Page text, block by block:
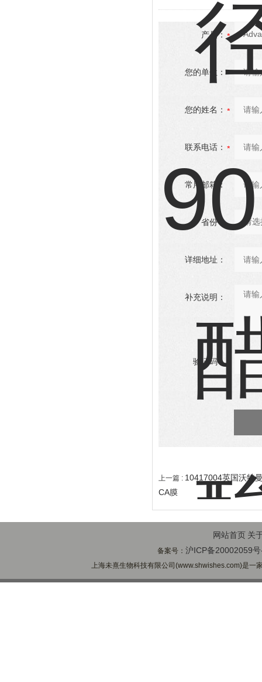
产品：
您的单位：
您的姓名：
联系电话：
常用邮箱：
省份：
详细地址：
补充说明：
验证码：
上一篇 : 10417004英国沃特
CA膜
网站首页 关
备案号：沪ICP备20002059
上海未熹生物科技有限公司(www.shwishes.com)是一